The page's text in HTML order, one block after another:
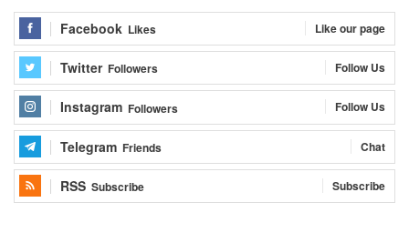
Facebook Likes Like our page
Twitter Followers Follow Us
Instagram Followers Follow Us
Telegram Friends Chat
RSS Subscribe Subscribe